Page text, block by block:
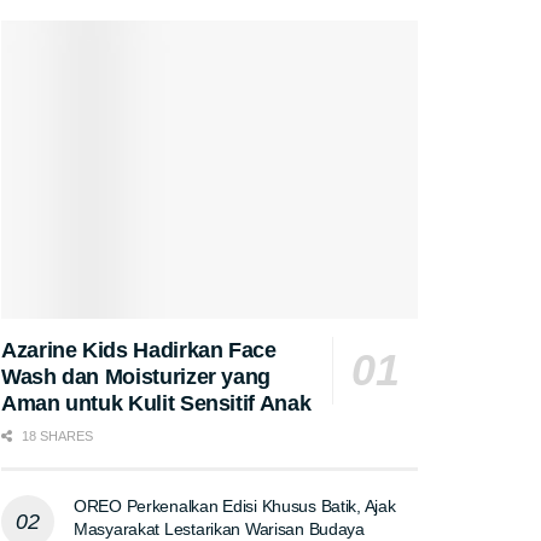
Azarine Kids Hadirkan Face
Wash dan Moisturizer yang
Aman untuk Kulit Sensitif Anak
18 SHARES
OREO Perkenalkan Edisi Khusus Batik, Ajak
Masyarakat Lestarikan Warisan Budaya